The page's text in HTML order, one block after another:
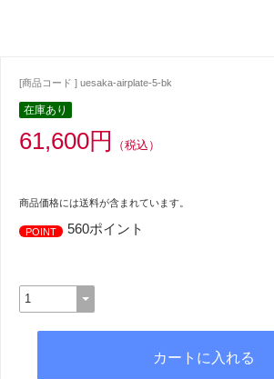
[商品コード ] uesaka-airplate-5-bk
在庫あり
61,600円 （税込）
商品価格には送料が含まれています。
POINT 560ポイント